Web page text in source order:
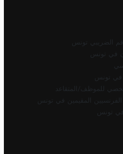
الضريبي تونس
في تونس
في تونس
للموظف/المتقاعد
المقيمين في تونس
في تونس